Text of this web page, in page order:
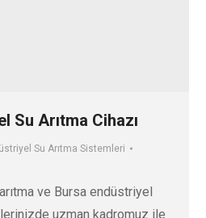
Su Arıtma Cihazı
Su Arıtma Sistemleri
ve Bursa endüstriyel
uzman kadromuz ile